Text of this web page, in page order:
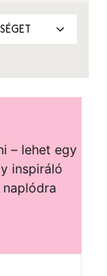
– lehet egy
inspiráló